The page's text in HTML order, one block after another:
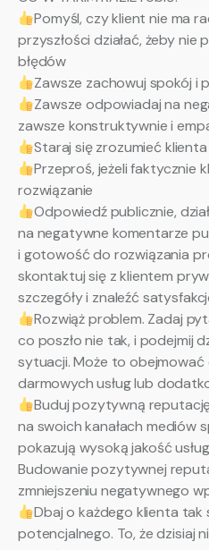
Pomyśl, czy klient nie ma
przyszłości działać, żeby nie
błędów
Zawsze zachowuj spokój i
Zawsze odpowiadaj na
zawsze konstruktywnie i
Staraj się zrozumieć
Przeproś, jeżeli faktycznie
rozwiązanie
Odpowiedź publicznie,
na negatywne komentarze
i gotowość do rozwiązania
skontaktuj się z klientem
szczegóły i znaleźć
Rozwiąż problem. Zadaj
co poszło nie tak, i podejmij
sytuacji. Może to
darmowych usług lub
Buduj pozytywną
na swoich kanałach mediów
pokazują wysoką jakość
Budowanie pozytywnej
zmniejszeniu negatywnego
Dbaj o każdego klienta tak
potencjalnego. To, że dzisiaj